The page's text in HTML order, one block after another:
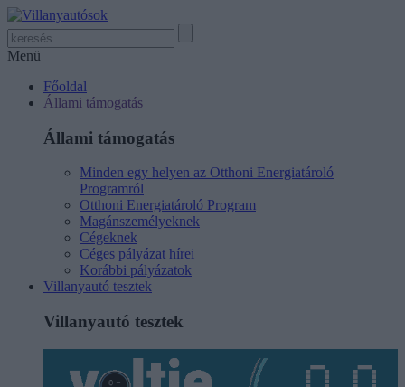
Menü
Főoldal
Állami támogatás
Állami támogatás
Minden egy helyen az Otthoni Energiatároló
Programról
Otthoni Energiatároló Program
Magánszemélyeknek
Cégeknek
Céges pályázat hírei
Korábbi pályázatok
Villanyautó tesztek
Villanyautó tesztek